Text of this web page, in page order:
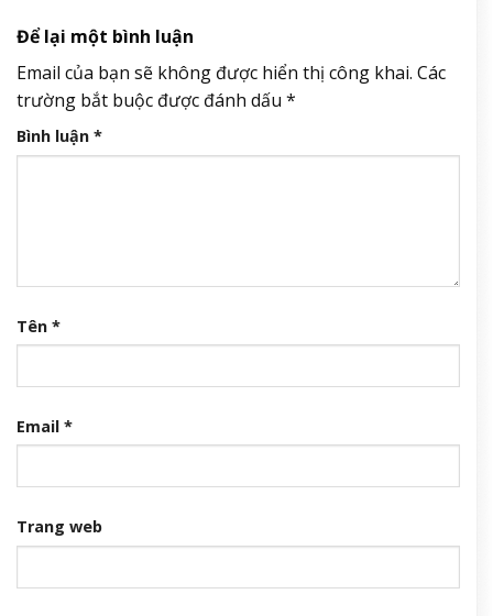
Để lại một bình luận
Email của bạn sẽ không được hiển thị công khai. Các
trường bắt buộc được đánh dấu *
Bình luận *
Tên *
Email *
Trang web